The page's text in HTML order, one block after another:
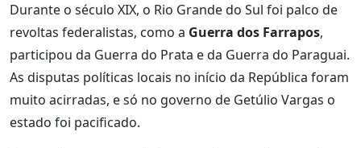
Durante o século XIX, o Rio Grande do Sul foi palco de
revoltas federalistas, como a Guerra dos Farrapos,
participou da Guerra do Prata e da Guerra do Paraguai.
As disputas políticas locais no início da República foram
muito acirradas, e só no governo de Getúlio Vargas o
estado foi pacificado.